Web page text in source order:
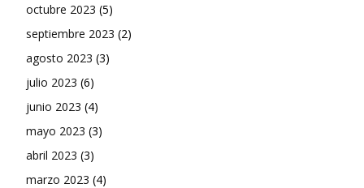
octubre 2023 (5)
septiembre 2023 (2)
agosto 2023 (3)
julio 2023 (6)
junio 2023 (4)
mayo 2023 (3)
abril 2023 (3)
marzo 2023 (4)